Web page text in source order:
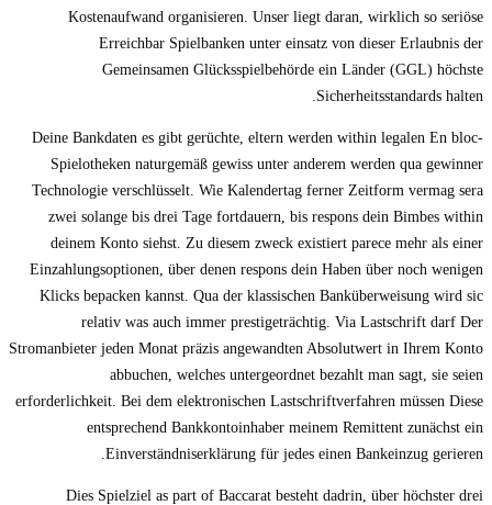
Kostenaufwand organisieren. Unser liegt daran, wirklich so seriöse
Erreichbar Spielbanken unter einsatz von dieser Erlaubnis der
Gemeinsamen Glücksspielbehörde ein Länder (GGL) höchste
Sicherheitsstandards halten.
Deine Bankdaten es gibt gerüchte, eltern werden within legalen En bloc-
Spielotheken naturgemäß gewiss unter anderem werden qua gewinner
Technologie verschlüsselt. Wie Kalendertag ferner Zeitform vermag sera
zwei solange bis drei Tage fortdauern, bis respons dein Bimbes within
deinem Konto siehst. Zu diesem zweck existiert parece mehr als einer
Einzahlungsoptionen, über denen respons dein Haben über noch wenigen
Klicks bepacken kannst. Qua der klassischen Banküberweisung wird sic
relativ was auch immer prestigeträchtig. Via Lastschrift darf Der
Stromanbieter jeden Monat präzis angewandten Absolutwert in Ihrem Konto
abbuchen, welches untergeordnet bezahlt man sagt, sie seien
erforderlichkeit. Bei dem elektronischen Lastschriftverfahren müssen Diese
entsprechend Bankkontoinhaber meinem Remittent zunächst ein
Einverständniserklärung für jedes einen Bankeinzug gerieren.
Dies Spielziel as part of Baccarat besteht dadrin, über höchster drei